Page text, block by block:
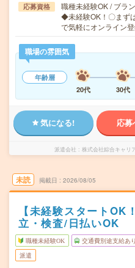
応募資格
職種未経験OK / ブラ
◆未経験OK！〇まず
で気軽にオンライン
職場の雰囲気
年齢層
20代
30代
気になる! 応
派遣会社 株式会社綜合キャリ
未読 掲載日 2026/08/05
【未経験スタートOK
立・検査/日払いOK
職種未経験OK 交通費別途支給あり
派遣